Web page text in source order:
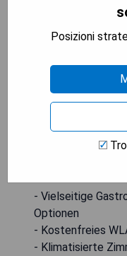
Kaffeemaschine,
Bad mit Dusche
Buffetfrühstück
auf Anfrage sind
glutenfreie
Annehmlichkeiten
sowie
Autovermietung.
- Vielseitige
Optionen
- Kostenfreies
- Klimatisierte
Posizioni